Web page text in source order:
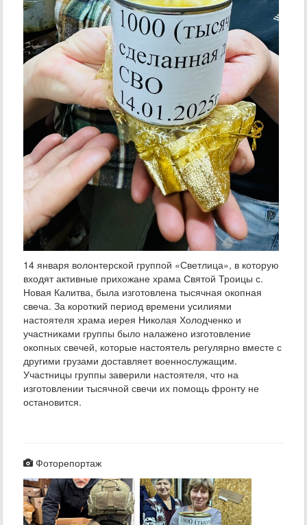
14 января волонтерской группой «Светлица», в которую
входят активные прихожане храма Святой Троицы с.
Новая Калитва, была изготовлена тысячная окопная
свеча. За короткий период времени усилиями
настоятеля храма иерея Николая Холодченко и
участниками группы было налажено изготовление
окопных свечей, которые настоятель регулярно вместе с
другими грузами доставляет военнослужащим.
Участницы группы заверили настоятеля, что на
изготовлении тысячной свечи их помощь фронту не
остановится.
Фоторепортаж